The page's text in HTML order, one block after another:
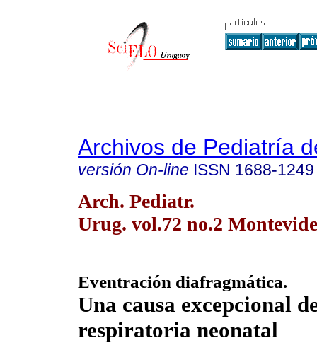
Archivos de Pediatría
versión On-line ISSN 1688-1249
Arch. Pediatr.
Urug. vol.72 no.2
Eventración diafragmática.
Una causa excepcional
respiratoria neonatal